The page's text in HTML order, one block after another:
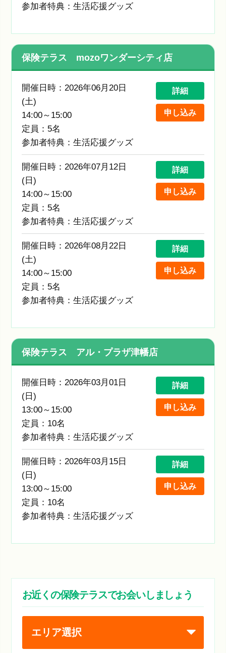
参加者特典：生活応援グッズ
保険テラス mozoワンダーシティ店
開催日時：2026年06月20日
(土)
14:00～15:00
定員：5名
参加者特典：生活応援グッズ
詳細
申し込み
開催日時：2026年07月12日
(日)
14:00～15:00
定員：5名
参加者特典：生活応援グッズ
詳細
申し込み
開催日時：2026年08月22日
(土)
14:00～15:00
定員：5名
参加者特典：生活応援グッズ
詳細
申し込み
保険テラス アル・プラザ津幡店
開催日時：2026年03月01日
(日)
13:00～15:00
定員：10名
参加者特典：生活応援グッズ
詳細
申し込み
開催日時：2026年03月15日
(日)
13:00～15:00
定員：10名
参加者特典：生活応援グッズ
詳細
申し込み
お近くの保険テラスでお会いしましょう